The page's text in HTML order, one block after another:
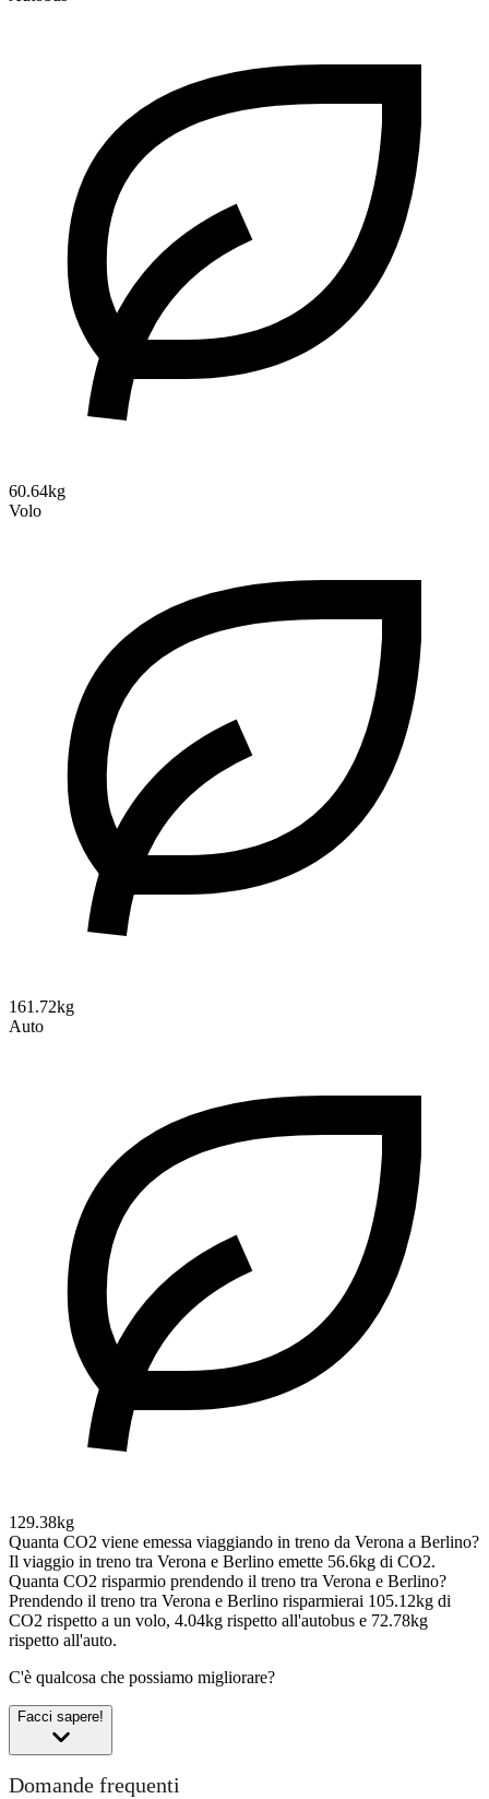
60.64kg
Volo
161.72kg
Auto
129.38kg
Quanta CO2 viene emessa viaggiando in treno da Verona a Berlino?
Il viaggio in treno tra Verona e Berlino emette 56.6kg di CO2.
Quanta CO2 risparmio prendendo il treno tra Verona e Berlino?
Prendendo il treno tra Verona e Berlino risparmierai 105.12kg di
CO2 rispetto a un volo, 4.04kg rispetto all'autobus e 72.78kg
rispetto all'auto.
C'è qualcosa che possiamo migliorare?
Facci sapere!
Domande frequenti